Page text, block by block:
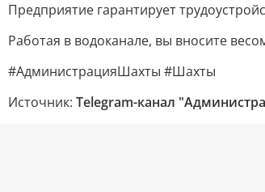
Предприятие гарантирует
Работая в водоканале, вы вносите
#АдминистрацияШахты #Шахты
Источник: Telegram-канал